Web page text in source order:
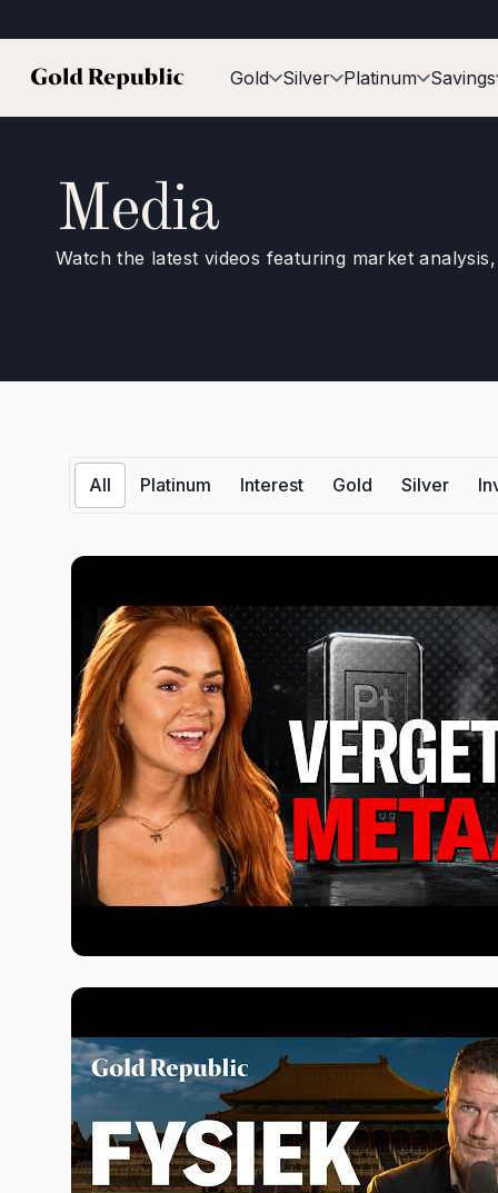
Gold Silver Platinum Savings
Media
Watch the latest videos featuring market
All Platinum Interest Gold Silver